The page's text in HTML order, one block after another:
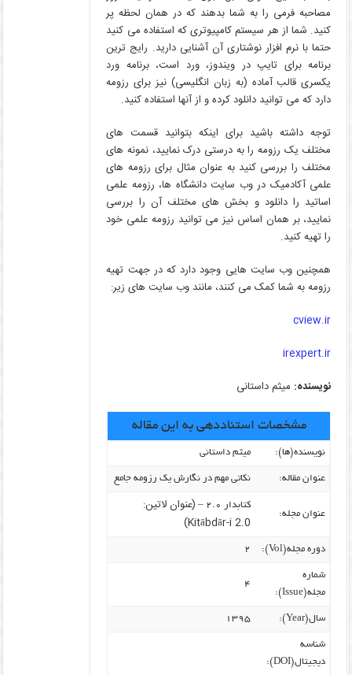
مصاحبه فرمی را به شما بدهند که در همان لحظه پر
کنید. شما از هر سیستم کامپیوتری که استفاده می کنید
حتما با نرم افزار نوشتاری آن آشنایی دارید. رایج ترین
برنامه برای تایپ در ویندوز، ورد است، برنامه ورد
یکسری قالب آماده (به زبان انگلیسی) نیز برای رزومه
دارد که می توانید دانلود کرده و از آنها استفاده کنید.
توجه داشته باشید برای اینکه بتوانید قسمت های
مختلف یک رزومه را به درستی درک نمایید، نمونه های
مختلف را بررسی کنید به عنوان مثال برای رزومه های
علمی آکادمیک در وب سایت دانشگاه ها، رزومه علمی
اساتید را دانلود و بخش های مختلف آن را بررسی
نمایید، بر همان اساس نیز می توانید رزومه علمی خود
را تهیه کنید.
همچنین وب سایت هایی وجود دارد که در جهت تهیه
رزومه به شما کمک می کنند، مانند وب سایت های زیر:
cview.ir
irexpert.ir
نویسنده: میثم داستانی
مشخصات استناددهی به این مقاله
نویسنده‌(ها): میثم داستانی
عنوان مقاله: نکاتی مهم در نگارش یک رزومه جامع
عنوان مجله:
کتابدار ۲.۰ –
(عنوان لاتین:
Kitābdār-i 2.0)
دوره مجله(Vol): ۲
شماره
مجله(Issue):
۴
سال(Year): ۱۳۹۵
شناسه
دیجیتال(DOI):